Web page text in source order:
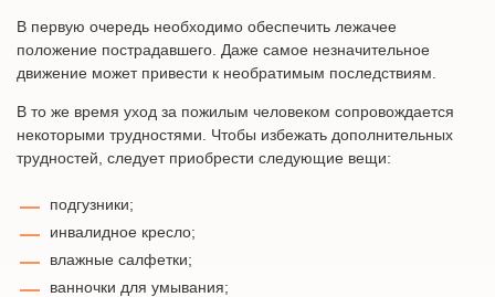
В первую очередь необходимо обеспечить лежачее
положение пострадавшего. Даже самое незначительное
движение может привести к необратимым последствиям.
В то же время уход за пожилым человеком сопровождается
некоторыми трудностями. Чтобы избежать дополнительных
трудностей, следует приобрести следующие вещи:
подгузники;
инвалидное кресло;
влажные салфетки;
ванночки для умывания;